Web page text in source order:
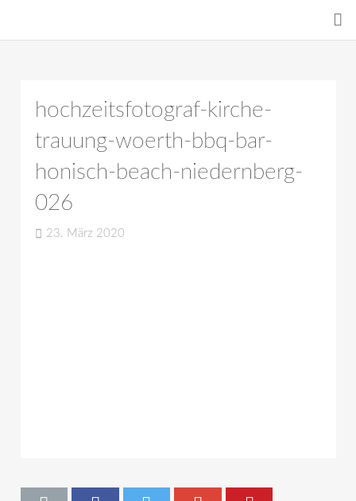
hochzeitsfotograf-kirche-
trauung-woerth-bbq-bar-
honisch-beach-niedernberg-
026
23. März 2020